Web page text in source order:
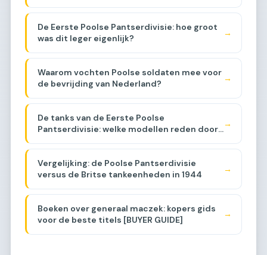
De Eerste Poolse Pantserdivisie: hoe groot
was dit leger eigenlijk?
→
Waarom vochten Poolse soldaten mee voor
de bevrijding van Nederland?
→
De tanks van de Eerste Poolse
Pantserdivisie: welke modellen reden door
→
Vergelijking: de Poolse Pantserdivisie
versus de Britse tankeenheden in 1944
→
Boeken over generaal maczek: kopers gids
voor de beste titels [BUYER GUIDE]
→